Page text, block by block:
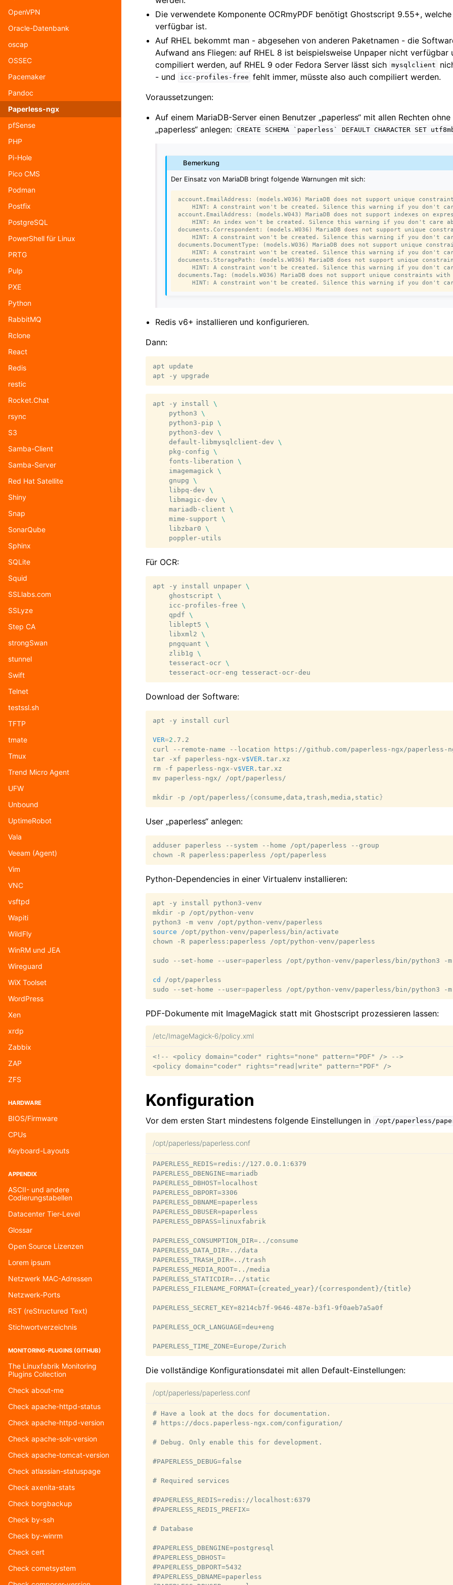
OpenVPN
Oracle-Datenbank
oscap
OSSEC
Pacemaker
Pandoc
Paperless-ngx
pfSense
PHP
Pi-Hole
Pico CMS
Podman
Postfix
PostgreSQL
PowerShell für Linux
PRTG
Pulp
PXE
Python
RabbitMQ
Rclone
React
Redis
restic
Rocket.Chat
rsync
S3
Samba-Client
Samba-Server
Red Hat Satellite
Shiny
Snap
SonarQube
Sphinx
SQLite
Squid
SSLlabs.com
SSLyze
Step CA
strongSwan
stunnel
Swift
Telnet
testssl.sh
TFTP
tmate
Tmux
Trend Micro Agent
UFW
Unbound
UptimeRobot
Vala
Veeam (Agent)
Vim
VNC
vsftpd
Wapiti
WildFly
WinRM und JEA
Wireguard
WiX Toolset
WordPress
Xen
xrdp
Zabbix
ZAP
ZFS
HARDWARE
BIOS/Firmware
CPUs
Keyboard-Layouts
APPENDIX
ASCII- und andere
Codierungstabellen
Datacenter Tier-Level
Glossar
Open Source Lizenzen
Lorem ipsum
Netzwerk MAC-Adressen
Netzwerk-Ports
RST (reStructured Text)
Stichwortverzeichnis
MONITORING-PLUGINS (GITHUB)
The Linuxfabrik Monitoring
Plugins Collection
Check about-me
Check apache-httpd-status
Check apache-httpd-version
Check apache-solr-version
Check apache-tomcat-version
Check atlassian-statuspage
Check axenita-stats
Check borgbackup
Check by-ssh
Check by-winrm
Check cert
Check cometsystem
Die verwendete Komponente OCRmyPDF benötigt Ghostscript 9.55+,
verfügbar ist.
Auf RHEL bekommt man - abgesehen von anderen Paketnamen - die
Aufwand ans Fliegen: auf RHEL 8 ist beispielsweise Unpaper nicht verfügbar
compiliert werden, auf RHEL 9 oder Fedora Server lässt sich mysqlclient
- und
icc-profiles-free fehlt immer, müsste also auch compiliert werden.
Voraussetzungen:
Auf einem MariaDB-Server einen Benutzer „paperless“ mit allen Rechten ohne
„paperless“ anlegen: CREATE SCHEMA `paperless` DEFAULT CHARACTER SET
Bemerkung
Der Einsatz von MariaDB bringt folgende Warnungen mit sich:
account.EmailAddress: (models.W036) MariaDB does not support unique
HINT: A constraint won't be created. Silence this warning if you don't
account.EmailAddress: (models.W043) MariaDB does not support indexes on
HINT: An index won't be created. Silence this warning if you don't care
documents.Correspondent: (models.W036) MariaDB does not support unique
HINT: A constraint won't be created. Silence this warning if you don't
documents.DocumentType: (models.W036) MariaDB does not support unique
HINT: A constraint won't be created. Silence this warning if you don't
documents.StoragePath: (models.W036) MariaDB does not support unique
HINT: A constraint won't be created. Silence this warning if you don't
documents.Tag: (models.W036) MariaDB does not support unique constraints
Redis v6+ installieren und konfigurieren.
Dann:
apt
update
apt
-y
apt -y install
\
python3 \
python3-pip \
python3-dev \
default-libmysqlclient-dev \
pkg-config \
fonts-liberation \
imagemagick \
gnupg \
libpq-dev \
libmagic-dev \
mariadb-client \
mime-support \
libzbar0 \
Für OCR:
apt -y install unpaper \
ghostscript \
icc-profiles-free \
qpdf \
liblept5 \
libxml2 \
pngquant \
zlib1g \
tesseract-ocr \
tesseract-ocr-eng
Download der Software:
apt -y install curl
VER=2 .7.2
curl
--remote-name --location https://github.com/paperless-ngx/paperless-
tar
-xf paperless-ngx-v$VER .tar.xz
rm
-f paperless-ngx-v$VER .tar.xz
mv
paperless-ngx/ /opt/paperless/
mkdir -p /opt/paperless/{consume,data,trash,media,static}
User „paperless“ anlegen:
adduser paperless --system --home /opt/paperless
--group
chown
-R paperless:paperless
Python-Dependencies in einer Virtualenv installieren:
apt -y install
python3-venv
mkdir
-p
/opt/python-venv
python3
-m venv
source
/opt/python-venv/paperless/bin/activate
chown
-R paperless:paperless /opt/python-venv/paperless
sudo --set-home --user=paperless /opt/python-venv/paperless/bin/python3 -m
cd
/opt/paperless
sudo
--set-home --user=paperless /opt/python-venv/paperless/bin/python3 -m
PDF-Dokumente mit ImageMagick statt mit Ghostscript prozessieren lassen:
/etc/ImageMagick-6/policy.xml
<!-- <policy domain="coder" rights="none" pattern="PDF" /> -->
Konfiguration
Vor dem ersten Start mindestens folgende Einstellungen in /opt/paperless/
/opt/paperless/paperless.conf
PAPERLESS_REDIS=redis://127.0.0.1:6379
PAPERLESS_DBENGINE=mariadb
PAPERLESS_DBHOST=localhost
PAPERLESS_DBPORT=3306
PAPERLESS_DBNAME=paperless
PAPERLESS_DBUSER=paperless
PAPERLESS_DBPASS=linuxfabrik
PAPERLESS_CONSUMPTION_DIR=../consume
PAPERLESS_DATA_DIR=../data
PAPERLESS_TRASH_DIR=../trash
PAPERLESS_MEDIA_ROOT=../media
PAPERLESS_STATICDIR=../static
PAPERLESS_FILENAME_FORMAT={created_year}/{correspondent}/{title}
PAPERLESS_SECRET_KEY=8214cb7f-9646-487e-b3f1-9f0aeb7a5a0f
PAPERLESS_OCR_LANGUAGE=deu+eng
Die vollständige Konfigurationsdatei mit allen Default-Einstellungen:
/opt/paperless/paperless.conf
# Have a look at the docs for documentation.
# https://docs.paperless-ngx.com/configuration/
# Debug. Only enable this for development.
#PAPERLESS_DEBUG=false
# Required services
#PAPERLESS_REDIS=redis://localhost:6379
#PAPERLESS_REDIS_PREFIX=
# Database
#PAPERLESS_DBENGINE=postgresql
#PAPERLESS_DBHOST=
#PAPERLESS_DBPORT=5432
#PAPERLESS_DBNAME=paperless